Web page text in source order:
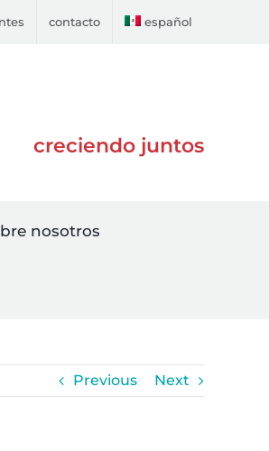
contacto español
creciendo juntos
nosotros
Previous Next